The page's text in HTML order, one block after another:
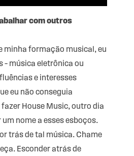
com outros
minha formação musical, eu
– música eletrônica ou
e interesses
eu não conseguia
House Music, outro dia
nome a esses esboços.
trás de tal música. Chame
Esconder atrás de